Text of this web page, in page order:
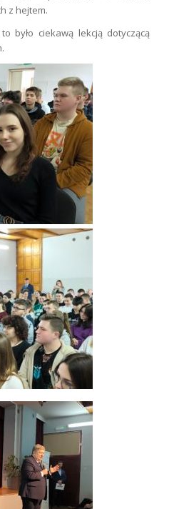
z hejtem.
było ciekawą lekcją dotyczącą